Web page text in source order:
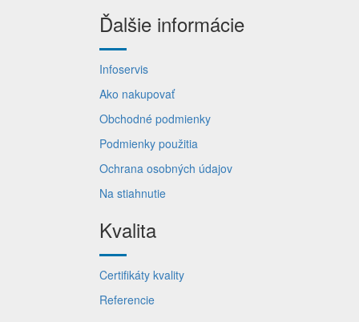
Ďalšie informácie
Infoservis
Ako nakupovať
Obchodné podmienky
Podmienky použitia
Ochrana osobných údajov
Na stiahnutie
Kvalita
Certifikáty kvality
Referencie